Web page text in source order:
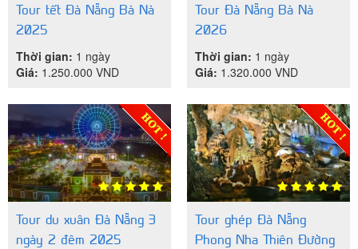
Tour tết Đà Nẵng Bà Nà
2025
Thời gian: 1 ngày
Giá: 1.250.000 VND
Tour Đà Nẵng Bà Nà
2026
Thời gian: 1 ngày
Giá: 1.320.000 VND
Tour du xuân Đà Nẵng 3
ngày 2 đêm 2025
Tour ghép Đà Nẵng
Phong Nha Thiên Đường